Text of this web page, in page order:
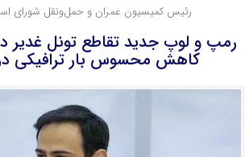
رئیس کمیسیون عمران و حمل‌ونقل شورای
رمپ و لوپ جدید تقاطع تونل غدیر
کاهش محسوس بار ترافیکی